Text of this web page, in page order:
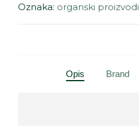
Oznaka: organski proizvodi
Opis Brand